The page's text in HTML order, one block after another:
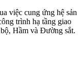
việc cung ứng hệ sản
trình hạ tầng giao
Hầm và Đường sắt.